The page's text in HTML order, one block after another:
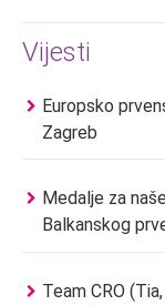
Vijesti
Europsko
Zagreb
Medalje za
Balkanskog
Team CRO